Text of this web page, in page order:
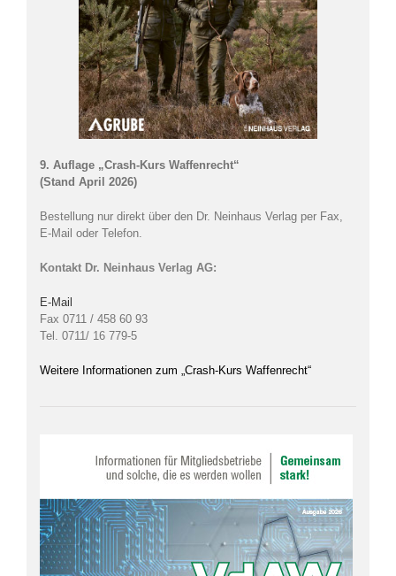
9. Auflage „Crash-Kurs Waffenrecht“
(Stand April 2026)
Bestellung nur direkt über den Dr. Neinhaus Verlag per Fax,
E-Mail oder Telefon.
Kontakt Dr. Neinhaus Verlag AG:
E-Mail
Fax 0711 / 458 60 93
Tel. 0711/ 16 779-5
Weitere Informationen zum „Crash-Kurs Waffenrecht“